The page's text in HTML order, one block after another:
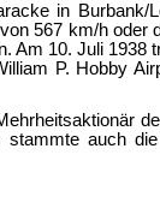
in
567 km/h
10. Juli
P. Hobby
auch